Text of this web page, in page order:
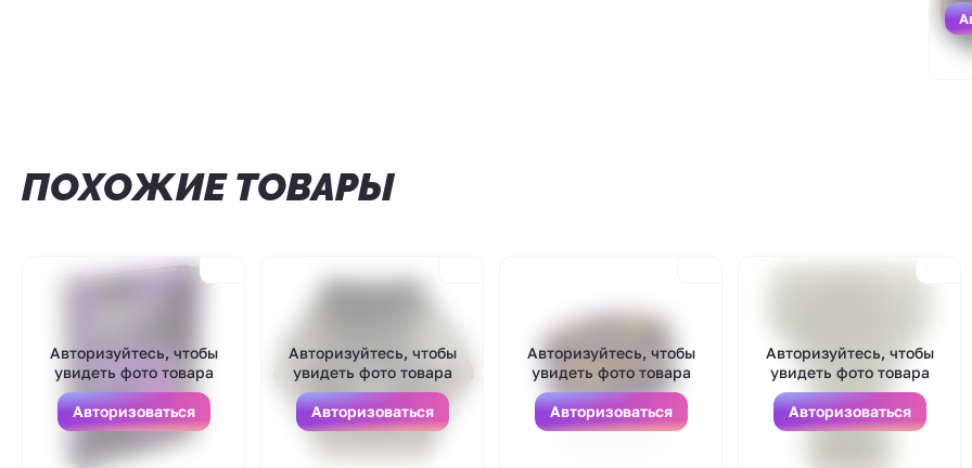
ПОХОЖИЕ ТОВАРЫ
Авторизуйтесь, чтобы
увидеть фото товара
Авторизоваться
Авторизуйтесь, чтобы
увидеть фото товара
Авторизоваться
Авторизуйтесь, чтобы
увидеть фото товара
Авторизоваться
Авторизуйтесь, чтобы
увидеть фото товара
Авторизоваться